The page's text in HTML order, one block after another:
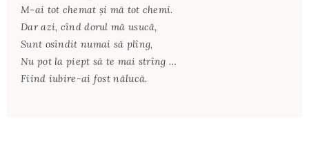
M-ai tot chemat și mă tot chemi.
Dar azi, cînd dorul mă usucă,
Sunt osîndit numai să plîng,
Nu pot la piept să te mai strîng …
Fiind iubire-ai fost nălucă.